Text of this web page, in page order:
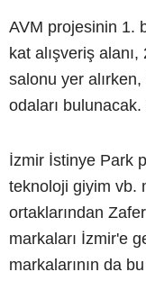
AVM projesinin 1.
kat alışveriş
salonu yer
odaları
İzmir İstinye Park
teknoloji giyim vb.
ortaklarından
markaları İzmir'e
markalarının da